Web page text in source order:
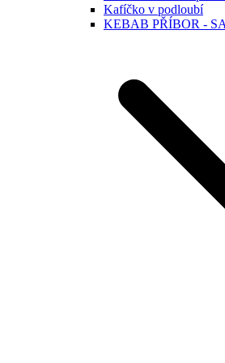
Kafíčko v podloubí
KEBAB PŘÍBOR -